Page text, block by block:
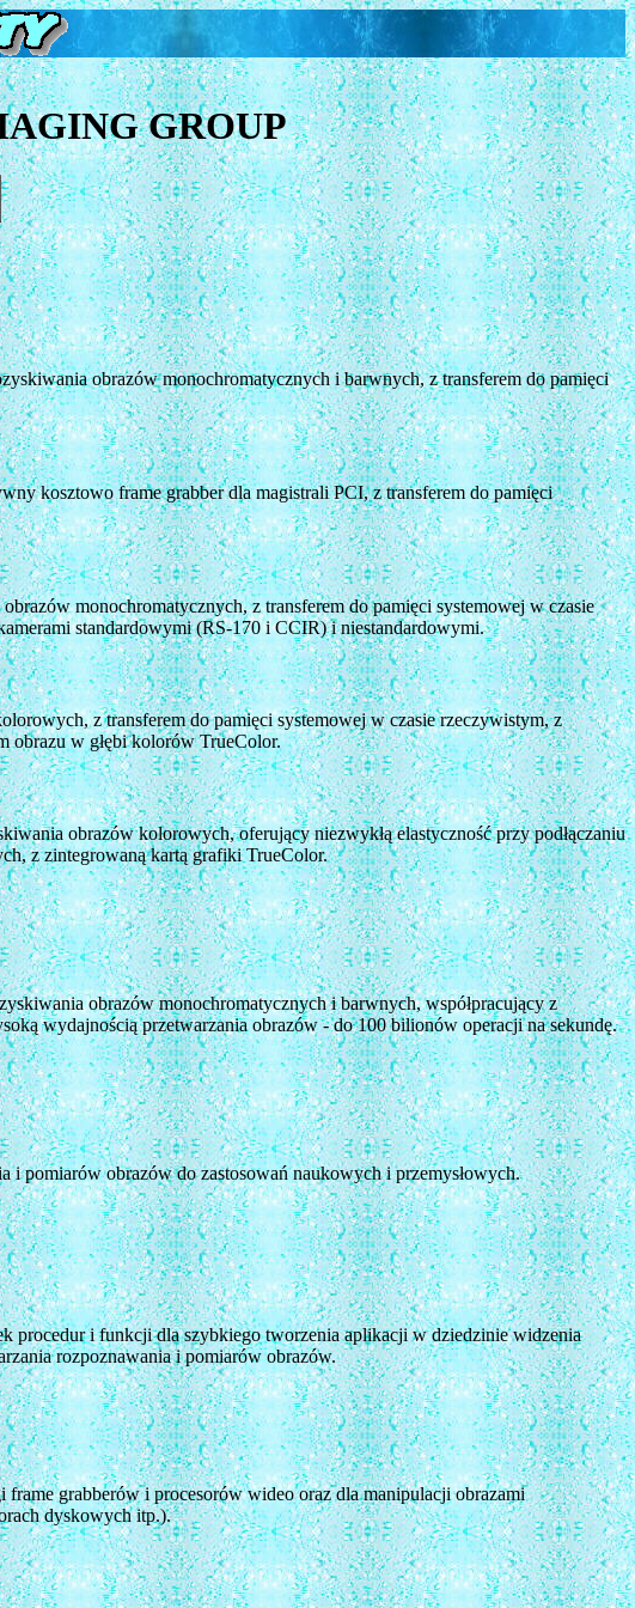
GROUP
obrazów monochromatycznych i barwnych, z transferem do pamięci
kosztowo frame grabber dla magistrali PCI, z transferem do pamięci
monochromatycznych, z transferem do pamięci systemowej w czasie
standardowymi (RS-170 i CCIR) i niestandardowymi.
z transferem do pamięci systemowej w czasie rzeczywistym, z
obrazu w głębi kolorów TrueColor.
obrazów kolorowych, oferujący niezwykłą elastyczność przy podłączaniu
z zintegrowaną kartą grafiki TrueColor.
obrazów monochromatycznych i barwnych, współpracujący z
wydajnością przetwarzania obrazów - do 100 bilionów operacji na sekundę.
i pomiarów obrazów do zastosowań naukowych i przemysłowych.
procedur i funkcji dla szybkiego tworzenia aplikacji w dziedzinie widzenia
rozpoznawania i pomiarów obrazów.
grabberów i procesorów wideo oraz dla manipulacji obrazami
dyskowych itp.).